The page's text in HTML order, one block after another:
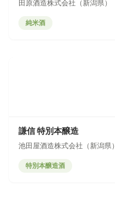
田原酒造株式会社（新潟県）
純米酒
謙信 特別本醸造
池田屋酒造株式会社（新潟県）
特別本醸造酒